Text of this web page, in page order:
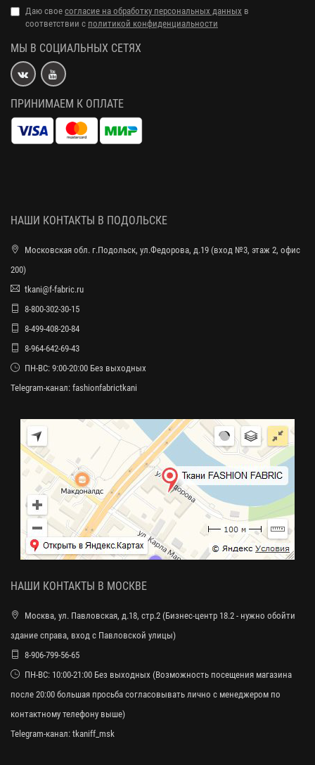
Даю свое согласие на обработку персональных данных в
соответствии с политикой конфиденциальности
МЫ В СОЦИАЛЬНЫХ СЕТЯХ
ПРИНИМАЕМ К ОПЛАТЕ
НАШИ КОНТАКТЫ В ПОДОЛЬСКЕ
Московская обл. г.Подольск, ул.Федорова, д.19 (вход №3, этаж 2, офис
200)
tkani@f-fabric.ru
8-800-302-30-15
8-499-408-20-84
8-964-642-69-43
ПН-ВС: 9:00-20:00 Без выходных
Telegram-канал: fashionfabrictkani
НАШИ КОНТАКТЫ В МОСКВЕ
Москва, ул. Павловская, д.18, стр.2 (Бизнес-центр 18.2 - нужно обойти
здание справа, вход с Павловской улицы)
8-906-799-56-65
ПН-ВС: 10:00-21:00 Без выходных (Возможность посещения магазина
после 20:00 большая просьба согласовывать лично с менеджером по
контактному телефону выше)
Telegram-канал: tkaniff_msk